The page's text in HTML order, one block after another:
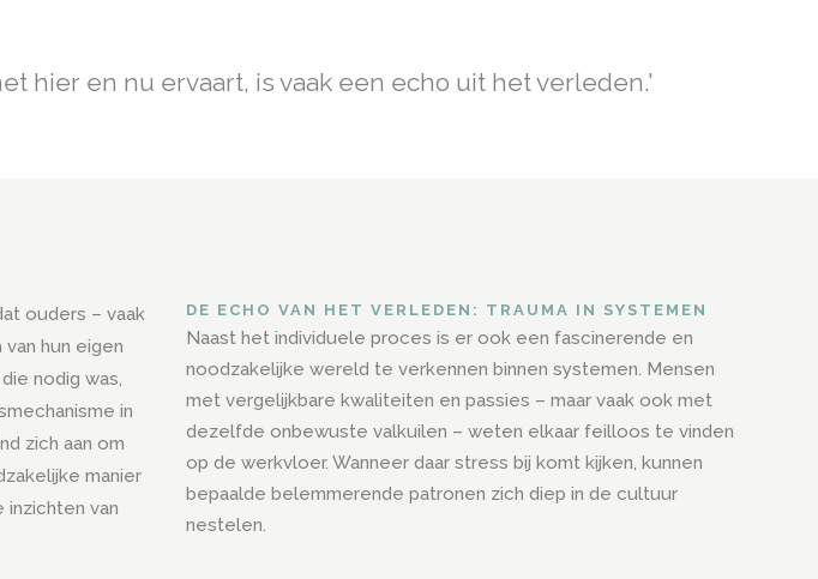
hier en nu ervaart, is vaak een echo uit het verleden.'
ouders – vaak
hun eigen
nodig was,
in
zich aan om
manier
inzichten van
DE ECHO VAN HET VERLEDEN: TRAUMA IN SYSTEMEN
Naast het individuele proces is er ook een fascinerende en
noodzakelijke wereld te verkennen binnen systemen. Mensen
met vergelijkbare kwaliteiten en passies – maar vaak ook met
dezelfde onbewuste valkuilen – weten elkaar feilloos te vinden
op de werkvloer. Wanneer daar stress bij komt kijken, kunnen
bepaalde belemmerende patronen zich diep in de cultuur
nestelen.